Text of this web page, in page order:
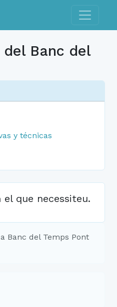
Toggle
Banc del
y técnicas
que necessiteu.
Banc del Temps Pont